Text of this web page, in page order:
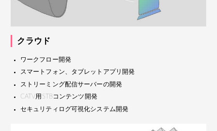
クラウド
ワークフロー開発
スマートフォン、タブレットアプリ開発
ストリーミング配信サーバーの開発
CATV用STBコンテンツ開発
セキュリティログ可視化システム開発